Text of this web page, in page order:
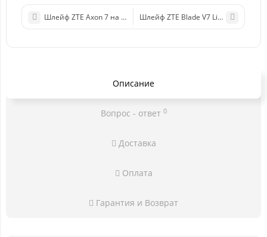
Шлейф ZTE Axon 7 на кнопки громкости/включения
Шлейф ZTE Blade V7 Lite на кнопки
Описание
Вопрос - ответ 0
Доставка
Оплата
Гарантия и Возврат